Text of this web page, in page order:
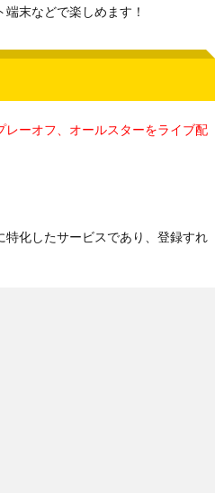
末などで楽しめます！
レーオフ、オールスターをライブ配
化したサービスであり、登録すれ